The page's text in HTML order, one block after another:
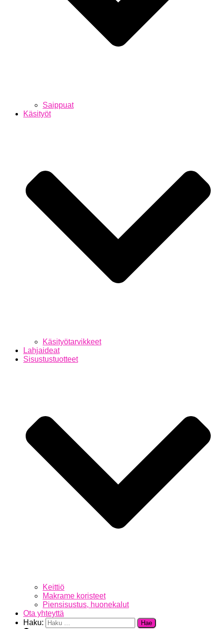
Saippuat
Käsityöt
Käsityötarvikkeet
Lahjaideat
Sisustustuotteet
Keittiö
Makrame koristeet
Piensisustus, huonekalut
Ota yhteyttä
Haku: